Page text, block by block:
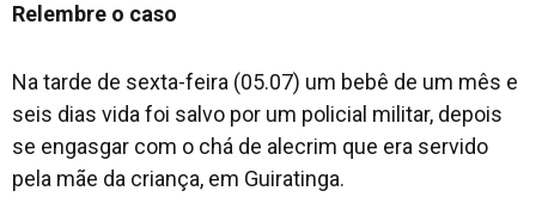
Relembre o caso
Na tarde de sexta-feira (05.07) um bebê de um mês e
seis dias vida foi salvo por um policial militar, depois
se engasgar com o chá de alecrim que era servido
pela mãe da criança, em Guiratinga.